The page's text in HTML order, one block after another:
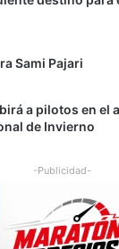
Sami Pajari
a pilotos en el
de Invierno
-Publicidad-